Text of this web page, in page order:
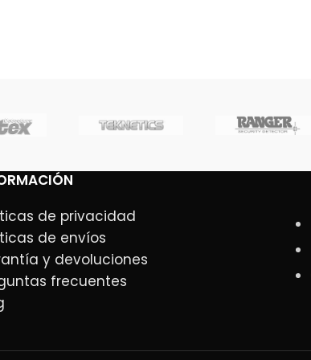
de privacidad
de envíos
y devoluciones
frecuentes